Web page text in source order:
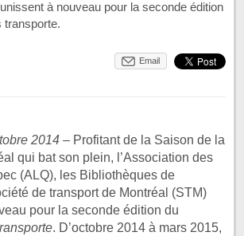
à nouveau pour la seconde édition
transporte.
Email
2014 – Profitant de la Saison de la
qui bat son plein, l’Association des
(ALQ), les Bibliothèques de
de transport de Montréal (STM)
pour la seconde édition du
. D’octobre 2014 à mars 2015,